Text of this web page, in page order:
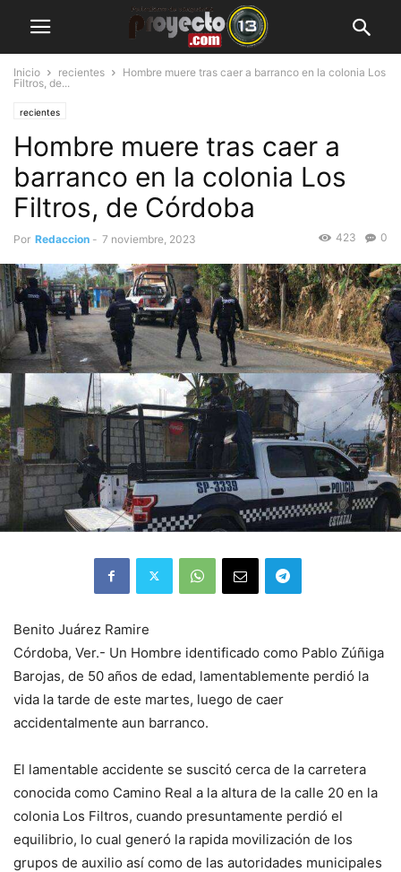
Inicio recientes
Hombre muere tras caer a barranco en la colonia Los
Filtros, de...
recientes
Hombre muere tras caer a
barranco en la colonia Los
Filtros, de Córdoba
Por Redaccion - 7 noviembre, 2023 0
423
Benito Juárez Ramire
Córdoba, Ver.- Un Hombre identificado como Pablo Zúñiga
Barojas, de 50 años de edad, lamentablemente perdió la
vida la tarde de este martes, luego de caer
accidentalmente aun barranco.
El lamentable accidente se suscitó cerca de la carretera
conocida como Camino Real a la altura de la calle 20 en la
colonia Los Filtros, cuando presuntamente perdió el
equilibrio, lo cual generó la rapida movilización de los
grupos de auxilio así como de las autoridades municipales